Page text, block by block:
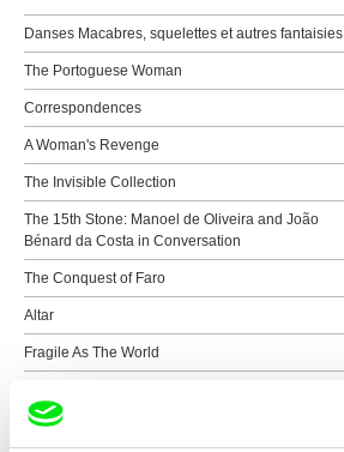
Danses Macabres, squelettes et autres fantaisies
The Portoguese Woman
Correspondences
A Woman's Revenge
The Invisible Collection
The 15th Stone: Manoel de Oliveira and João
Bénard da Costa in Conversation
The Conquest of Faro
Altar
Fragile As The World
Intromissions, Congratulations Manoel de
Oliveira